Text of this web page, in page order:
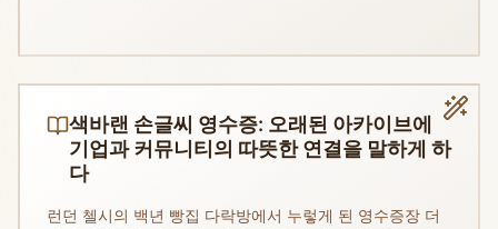
색바랜 손글씨 영수증: 오래된 아카이브에
기업과 커뮤니티의 따뜻한 연결을 말하게 하
다
런던 첼시의 백년 빵집 다락방에서 누렇게 된 영수증장 더